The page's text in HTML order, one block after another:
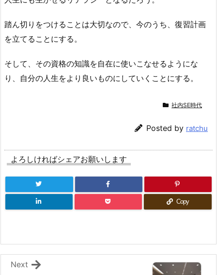
踏ん切りをつけることは大切なので、今のうち、復習計画
を立てることにする。
そして、その資格の知識を自在に使いこなせるようにな
り、自分の人生をより良いものにしていくことにする。
社内SE時代
Posted by ratchu
よろしければシェアお願いします
Copy
Next